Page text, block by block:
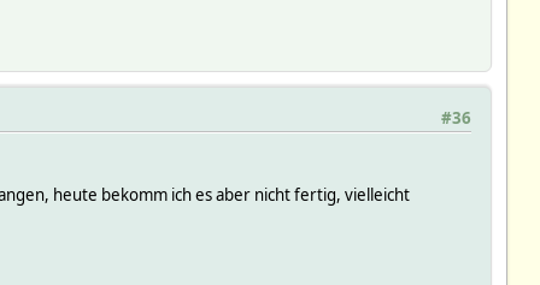
#36
heute bekomm ich es aber nicht fertig, vielleicht